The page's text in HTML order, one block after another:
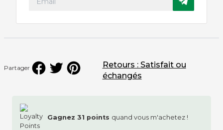
Partager
Gagnez 31 points quand vous m'achetez !
Retours : Satisfait ou
échangés